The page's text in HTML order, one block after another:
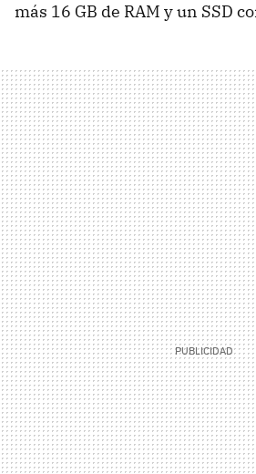
más 16 GB de RAM y un SSD